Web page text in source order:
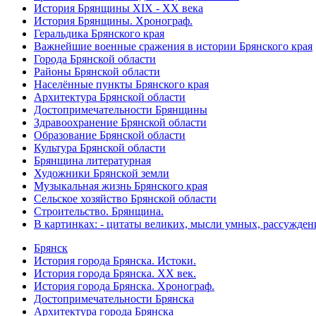
История Брянщины XIX - XX века
История Брянщины. Хронограф.
Геральдика Брянского края
Важнейшие военные сражения в истории Брянского края
Города Брянской области
Районы Брянской области
Населённые пункты Брянского края
Архитектура Брянской области
Достопримечательности Брянщины
Здравоохранение Брянской области
Образование Брянской области
Культура Брянской области
Брянщина литературная
Художники Брянской земли
Музыкальная жизнь Брянского края
Сельское хозяйство Брянской области
Строительство. Брянщина.
В картинках: - цитаты великих, мысли умных,
Брянск
История города Брянска. Истоки.
История города Брянска. XX век.
История города Брянска. Хронограф.
Достопримечательности Брянска
Архитектура города Брянска